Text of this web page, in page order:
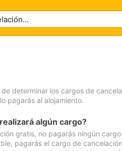
determinar los cargos de
pagarás al alojamiento.
algún cargo?
gratis, no pagarás ningún
pagarás el cargo de